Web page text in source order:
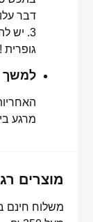
דבר
3. יש
גופרית
למשך
מרגע
מוצרים